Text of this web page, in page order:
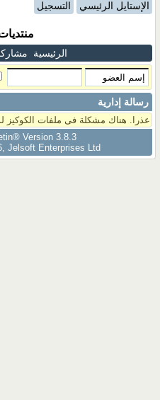
الإستايل الرئيسي التسجيل
الرئيسية
رسالة إدارية
عذرا. هناك مشكلة فى ملفات الكوكيز
Version 3.8.3
Jelsoft Enterprises Ltd.